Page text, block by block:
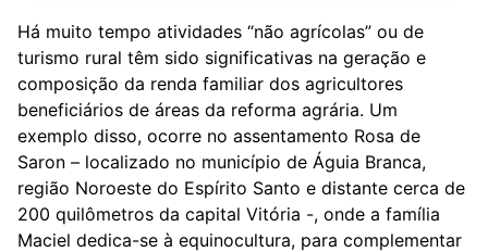
Há muito tempo atividades “não agrícolas” ou de
turismo rural têm sido significativas na geração e
composição da renda familiar dos agricultores
beneficiários de áreas da reforma agrária. Um
exemplo disso, ocorre no assentamento Rosa de
Saron – localizado no município de Águia Branca,
região Noroeste do Espírito Santo e distante cerca de
200 quilômetros da capital Vitória -, onde a família
Maciel dedica-se à equinocultura, para complementar